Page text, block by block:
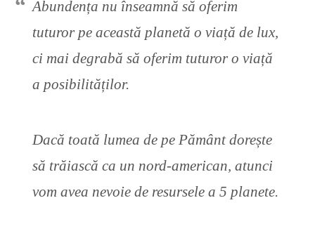
Abundența nu înseamnă să oferim
tuturor pe această planetă o viață de lux,
ci mai degrabă să oferim tuturor o viață
a posibilităților.
Dacă toată lumea de pe Pământ dorește
să trăiască ca un nord-american, atunci
vom avea nevoie de resursele a 5 planete.